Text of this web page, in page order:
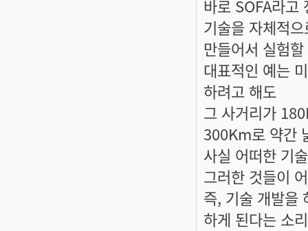
바로 SOFA라고
기술을 자체적으
만들어서 실험
대표적인 예는
하려고 해도
그 사거리가
300Km로 약간
사실 어떠한 기
그러한 것들이
즉, 기술 개발을
하게 된다는 소